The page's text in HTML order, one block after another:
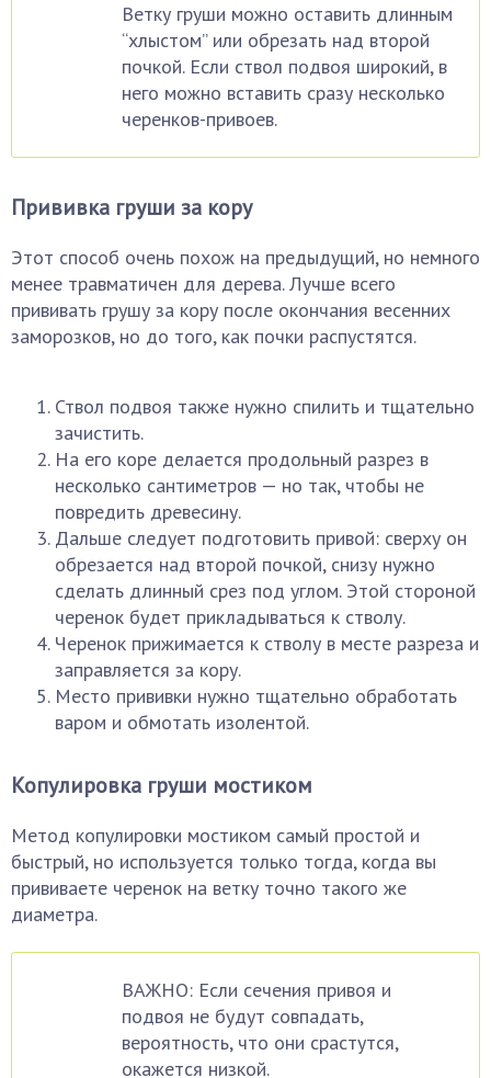
Ветку груши можно оставить длинным
“хлыстом” или обрезать над второй
почкой. Если ствол подвоя широкий, в
него можно вставить сразу несколько
черенков-привоев.
Прививка груши за кору
Этот способ очень похож на предыдущий, но немного
менее травматичен для дерева. Лучше всего
прививать грушу за кору после окончания весенних
заморозков, но до того, как почки распустятся.
Ствол подвоя также нужно спилить и тщательно
зачистить.
На его коре делается продольный разрез в
несколько сантиметров — но так, чтобы не
повредить древесину.
Дальше следует подготовить привой: сверху он
обрезается над второй почкой, снизу нужно
сделать длинный срез под углом. Этой стороной
черенок будет прикладываться к стволу.
Черенок прижимается к стволу в месте разреза и
заправляется за кору.
Место прививки нужно тщательно обработать
варом и обмотать изолентой.
Копулировка груши мостиком
Метод копулировки мостиком самый простой и
быстрый, но используется только тогда, когда вы
прививаете черенок на ветку точно такого же
диаметра.
ВАЖНО: Если сечения привоя и
подвоя не будут совпадать,
вероятность, что они срастутся,
окажется низкой.